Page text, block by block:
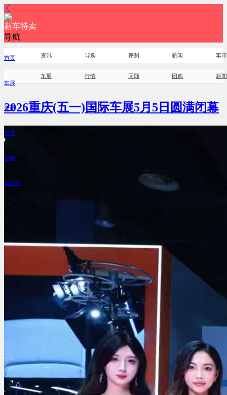
新车特卖
导航
首页
车展
资讯
特卖
品牌
经销商
资讯 导购 评测 新闻 车市
车展 行情 回顾 团购 新闻
2026重庆(五一)国际车展5月5日圆满闭幕